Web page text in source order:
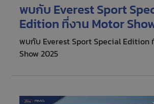
พบกับ Everest Sport
Edition ที่งาน Motor
พบกับ Everest Sport Special Edition
Show 2025